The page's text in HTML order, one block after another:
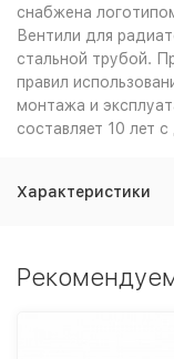
снабжена
Вентили для
стальной трубой.
правил
монтажа и
составляет 10 лет
Характеристики